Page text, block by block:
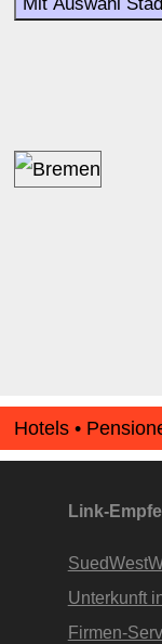
Hotels •
Apartments •
Link-
Unterkunft
Firmen-